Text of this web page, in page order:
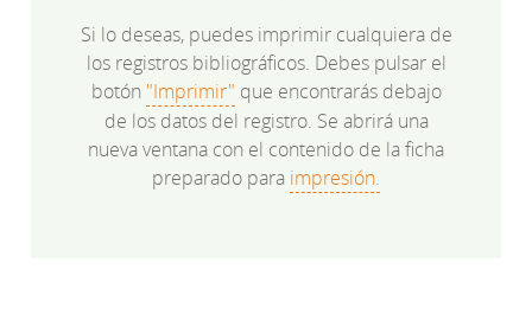
Si lo deseas, puedes imprimir cualquiera de
los registros bibliográficos. Debes pulsar el
botón "Imprimir" que encontrarás debajo
de los datos del registro. Se abrirá una
nueva ventana con el contenido de la ficha
preparado para impresión.